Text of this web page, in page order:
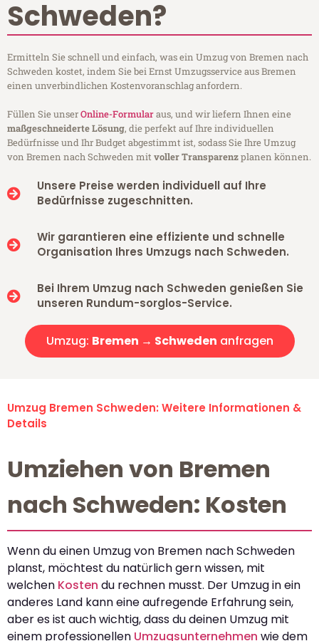
Schweden?
Ermitteln Sie schnell und einfach, was ein Umzug von Bremen nach
Schweden kostet, indem Sie bei Ernst Umzugsservice aus Bremen
einen unverbindlichen Kostenvoranschlag anfordern.
Füllen Sie unserOnline-Formularaus, und wir liefern Ihnen eine
maßgeschneiderte Lösung, die perfekt auf Ihre individuellen
Bedürfnisse und Ihr Budget abgestimmt ist, sodass Sie Ihre Umzug
von Bremen nach Schweden mitvoller Transparenzplanen können.
Unsere Preise werden individuell auf Ihre
Bedürfnisse zugeschnitten.
Wir garantieren eine effiziente und schnelle
Organisation Ihres Umzugs nach Schweden.
Bei Ihrem Umzug nach Schweden genießen Sie
unseren Rundum-sorglos-Service.
Umzug: Bremen → Schweden anfragen
Umzug Bremen Schweden: Weitere Informationen &
Details
Umziehen von Bremen
nach Schweden: Kosten
Wenn du einen Umzug von Bremen nach Schweden
planst, möchtest du natürlich gern wissen, mit
welchen Kosten du rechnen musst. Der Umzug in ein
anderes Land kann eine aufregende Erfahrung sein,
aber es ist auch wichtig, dass du deinen Umzug mit
einem professionellen Umzugsunternehmen wie dem